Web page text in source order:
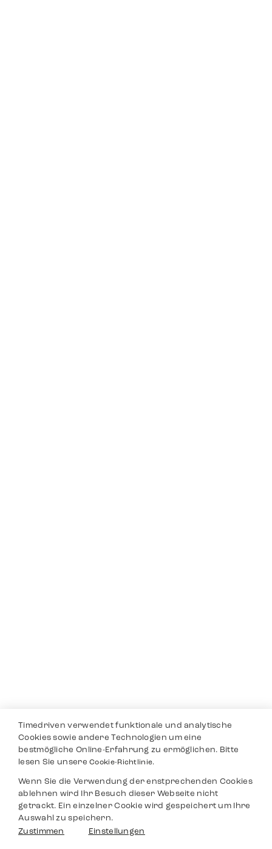
Timedriven verwendet funktionale und analytische
Cookies sowie andere Technologien um eine
bestmögliche Online-Erfahrung zu ermöglichen. Bitte
lesen Sie unsereCookie-Richtlinie.
Wenn Sie die Verwendung der enstprechenden Cookies
ablehnen wird Ihr Besuch dieser Webseite nicht
getrackt. Ein einzelner Cookie wird gespeichert um Ihre
Auswahl zu speichern.
Zustimmen
Einstellungen